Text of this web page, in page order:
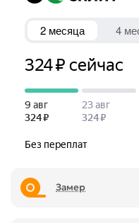
Замер